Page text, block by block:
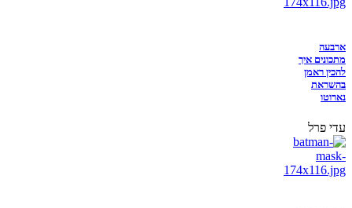
ארבעה
מתכונים איך
להכין ראמן
בהשראת
נארוטו
עדי פרל